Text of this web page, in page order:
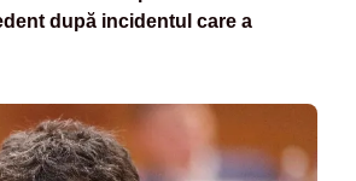
după incidentul care a